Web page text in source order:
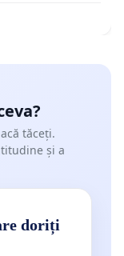
tăceți.
și a
doriți